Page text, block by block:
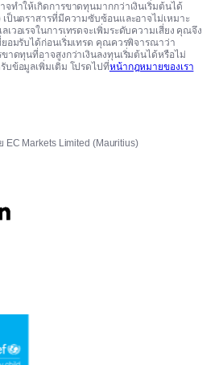
จทำให้เกิดการขาดทุนมากกว่าเงินเริ่มต้นได้
ป็นตราสารที่มีความซับซ้อนและอาจไม่เหมาะ
วอเรจในการเทรดจะเพิ่มระดับความเสี่ยง คุณจึง
ยอมรับได้ก่อนเริ่มเทรด คุณควรพิจารณาว่า
าดทุนที่อาจสูงกว่าเงินลงทุนเริ่มต้นได้หรือไม่
บข้อมูลเพิ่มเติม โปรดไปที่หน้ากฎหมายของเรา
Markets Limited (Mauritius)